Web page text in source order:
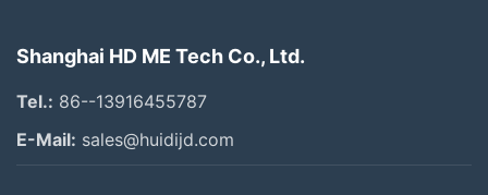
Shanghai HD ME Tech Co., Ltd.
Tel.: 86--13916455787
E-Mail: sales@huidijd.com